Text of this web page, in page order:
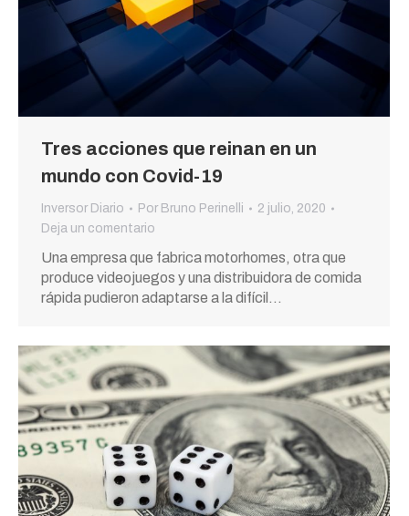
Tres acciones que reinan en un
mundo con Covid-19
Inversor Diario Por Bruno Perinelli
2 julio, 2020
Deja un comentario
Una empresa que fabrica motorhomes, otra que
produce videojuegos y una distribuidora de comida
rápida pudieron adaptarse a la difícil…